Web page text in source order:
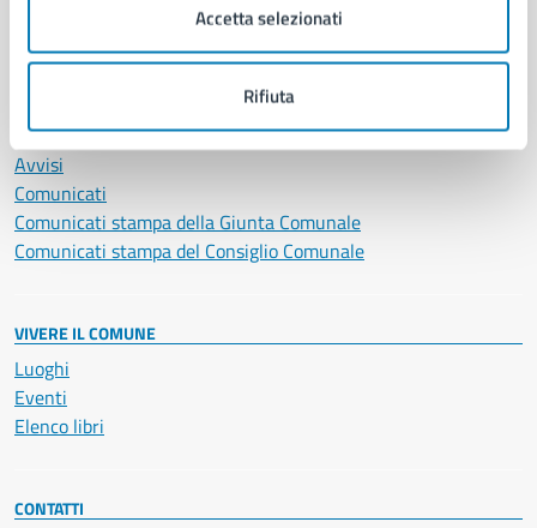
Accetta selezionati
Rifiuta
Notizie
Avvisi
Comunicati
Comunicati stampa della Giunta Comunale
Comunicati stampa del Consiglio Comunale
VIVERE IL COMUNE
Luoghi
Eventi
Elenco libri
CONTATTI